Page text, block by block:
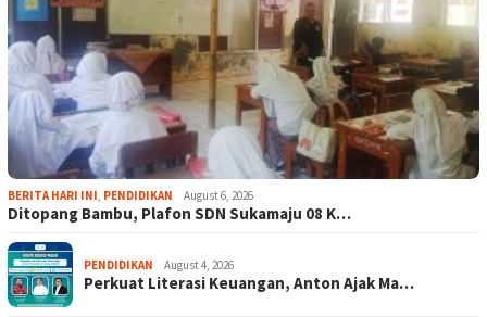
BERITA HARI INI, PENDIDIKAN August 6, 2026
Ditopang Bambu, Plafon SDN Sukamaju 08 K…
PENDIDIKAN August 4, 2026
Perkuat Literasi Keuangan, Anton Ajak Ma…